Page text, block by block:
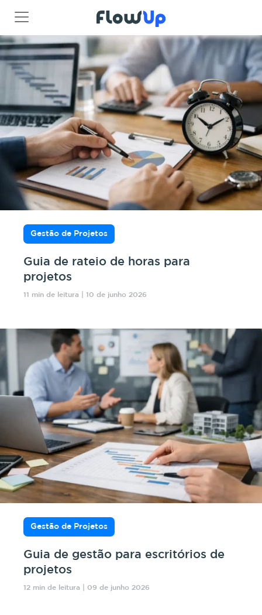
Gestão de Projetos
Guia de rateio de horas para
projetos
11 min de leitura | 10 de junho 2026
Gestão de Projetos
Guia de gestão para escritórios de
projetos
12 min de leitura | 09 de junho 2026